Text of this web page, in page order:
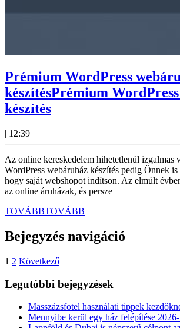
Prémium WordPress
készítésPrémium
készítés
| 12:39
Az online kereskedelem hihetetlenül izgalmas
WordPress webáruház készítés pedig Önnek
hogy saját webshopot indítson. Az elmúlt
az online áruházak, és persze
TOVÁBBTOVÁBB
Bejegyzés navigáció
1 2 Következő
Legutóbbi bejegyzések
Masszázsfotel használati tippek
Mennyibe kerül egy ház felépítése